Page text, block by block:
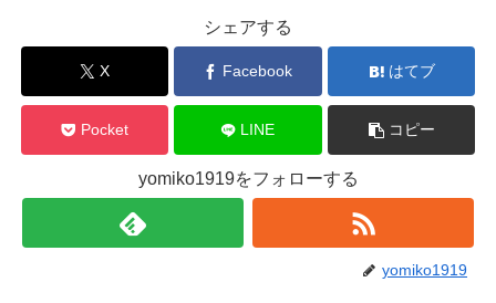
シェアする
X Facebook はてブ
Pocket LINE コピー
yomiko1919をフォローする
yomiko1919